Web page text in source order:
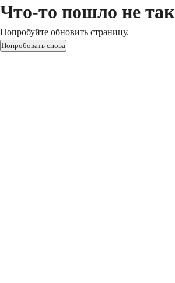
Что-то пошло не так
Попробуйте обновить страницу.
Попробовать снова